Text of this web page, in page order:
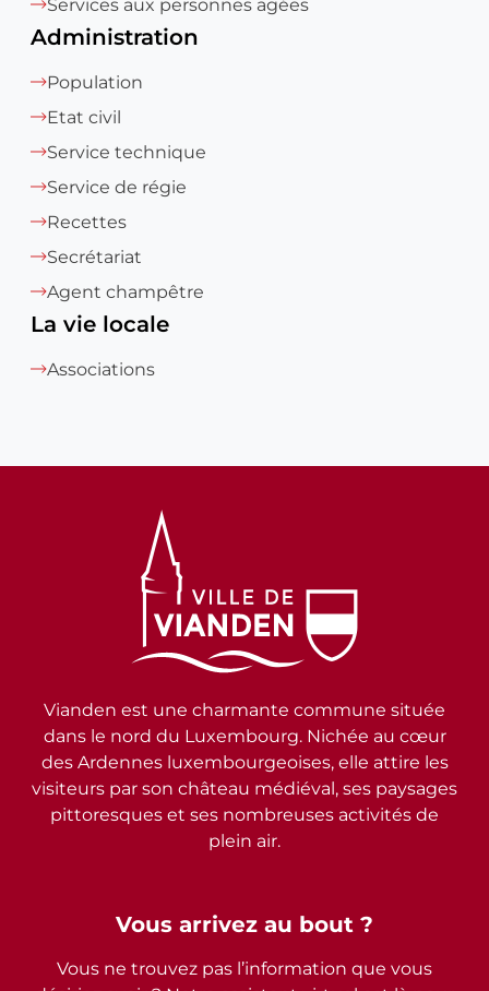
Services aux personnes agées
Administration
Population
Etat civil
Service technique
Service de régie
Recettes
Secrétariat
Agent champêtre
La vie locale
Associations
Vous arrivez au bout ?
Vous ne trouvez pas l’information que vous
Vianden est une charmante commune située
dans le nord du Luxembourg. Nichée au cœur
des Ardennes luxembourgeoises, elle attire les
visiteurs par son château médiéval, ses paysages
pittoresques et ses nombreuses activités de
plein air.